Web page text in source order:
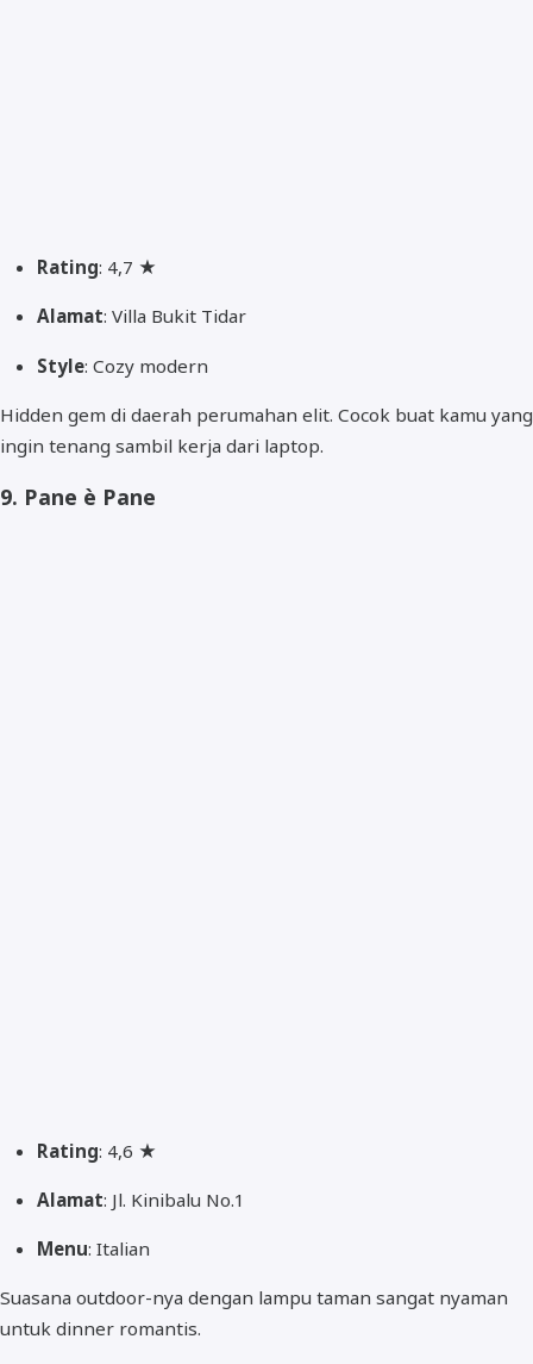
Rating: 4,7 ★
Alamat: Villa Bukit Tidar
Style: Cozy modern
Hidden gem di daerah perumahan elit. Cocok buat kamu yang
ingin tenang sambil kerja dari laptop.
9. Pane è Pane
Rating: 4,6 ★
Alamat: Jl. Kinibalu No.1
Menu: Italian
Suasana outdoor-nya dengan lampu taman sangat nyaman
untuk dinner romantis.